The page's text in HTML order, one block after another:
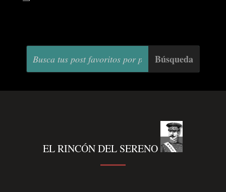
EL RINCÓN DEL SERENO